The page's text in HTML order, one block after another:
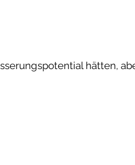
hätten,